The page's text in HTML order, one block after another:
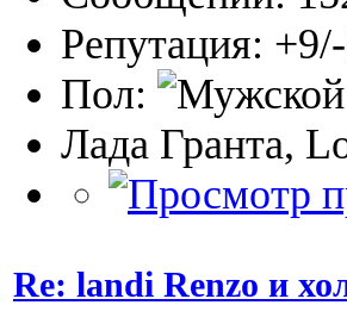
Репутация:
Пол:
Лада Гранта,
Re: landi Renzo и